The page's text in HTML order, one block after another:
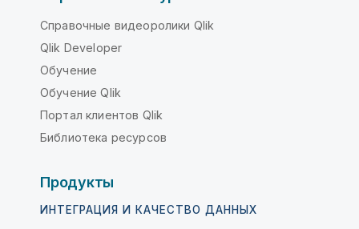
Справочные видеоролики Qlik
Qlik Developer
Обучение
Обучение Qlik
Портал клиентов Qlik
Библиотека ресурсов
Продукты
ИНТЕГРАЦИЯ И КАЧЕСТВО ДАННЫХ